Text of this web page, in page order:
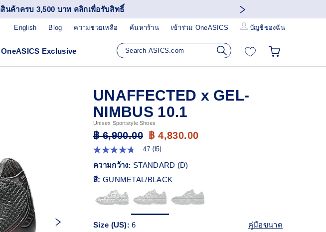
นค้าครบ 3,500 บาท คลิกเพื่อรับสิทธิ์
Blog ความช่วยเหลือ ค้นหาร้าน เข้าร่วม OneASICS บัญชีของฉัน
English
OneASICS Exclusive
UNAFFECTED x GEL-
NIMBUS 10.1
Unisex Sportstyle Shoes
฿ 6,900.00 ฿ 4,830.00
4.7
จาก
5
ดาว
ค่า
คะแนน
เฉลี่ย
Reviews.
4.7 (15)
ความกว้าง: STANDARD (D)
สี: GUNMETAL/BLACK
Size (US):6 คู่มือขนาด